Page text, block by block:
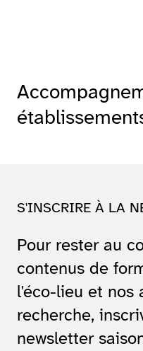
S'INSCRIRE À LA
Pour rester au
contenus de
l'éco-lieu et nos
recherche,
newsletter